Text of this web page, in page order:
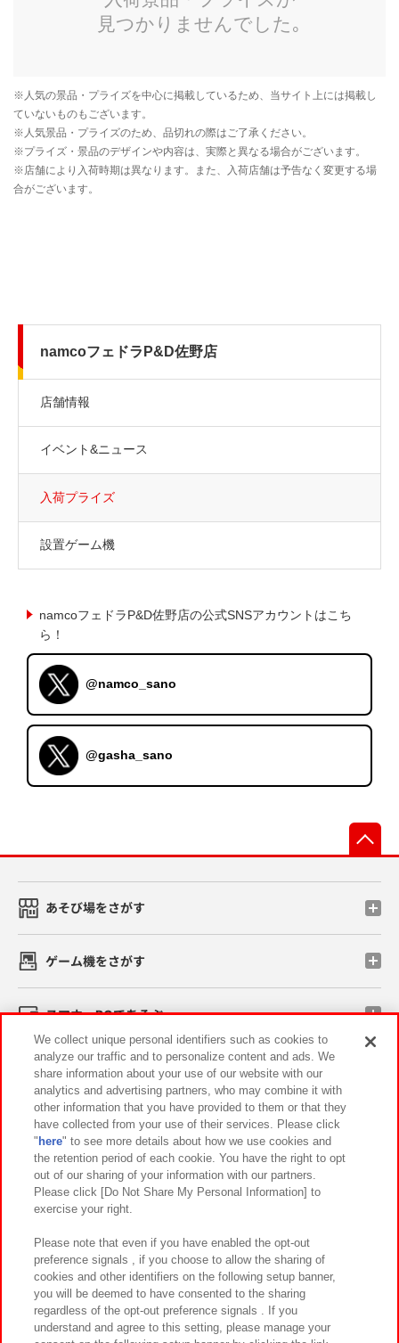
namcoフェドラP&D佐野店
店舗情報
イベント&ニュース
入荷プライズ
設置ゲーム機
namcoフェドラP&D佐野店の公式SNSアカウントはこち
ら！
@namco_sano
@gasha_sano
あそび場をさがす
ゲーム機をさがす
スマホ・PCであそぶ
イベント・キャンペーン
関連会社 サステナビリティ サイトポリシー
プライバシーポリシー ウェブアクセシビリティ方針と検証結果
お取引先さまとともに
カスタマーハラスメント対応方針 よくあるご質問・お問い合わせ
We collect unique personal identifiers such as cookies to
analyze our traffic and to personalize content and ads. We
share information about your use of our website with our
analytics and advertising partners, who may combine it with
other information that you have provided to them or that they
have collected from your use of their services. Please click
" here" to see more details about how we use cookies and
the retention period of each cookie. You have the right to opt
out of our sharing of your information with our partners.
Please click [Do Not Share My Personal Information] to
exercise your right.
Please note that even if you have enabled the opt-out
preference signals , if you choose to allow the sharing of
cookies and other identifiers on the following setup banner,
you will be deemed to have consented to the sharing
regardless of the opt-out preference signals . If you
understand and agree to this setting, please manage your